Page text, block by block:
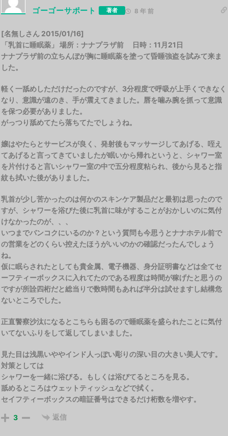
ゴーゴーサポート 著者 8 年 前
[名無しさん 2015/01/16]
「乳首に睡眠薬」 場所：ナナプラザ前 日時：11月21日
ナナプラザ前の立ちんぼが胸に睡眠薬を塗って昏睡強盗を試みて来ま
した。
軽く一舐めしただけだったのですが、3分程度で呼吸が上手くできなく
なり、意識が遠のき、手が震えてきました。唇を噛み腕を抓って意識
を保つ必要がありました。
がっつり舐めてたら落ちてたでしょうね。
嬢はやたらとサービスが良く、発射後もマッサージしてあげる、咥え
てあげると言ってきていましたが眠いから帰れというと、シャワー室
を片付けると言いシャワー室の中で五分程度粘られ、後から見ると指
紋も拭いた後がありました。
乳首が少し苦かったのは何かのスキンケア製品だと最初は思ったので
すが、シャワーを浴びた後に乳首に味がすることがおかしいのに気付
けなかったのが、、、
いつまでバンコクにいるのか？という質問も今思うとナナホテル前で
の営業をどのくらい控えたほうがいいのかの確認だったんでしょう
ね。
仮に眠らされたとしても貴金属、電子機器、身分証明書などは全てセ
ーフティーボックスに入れてたのである程度は時間が稼げたと思うの
ですが所詮四桁だと総当りで数時間もあれば半分は試せますし結構危
ないところでした。
正直警察沙汰になるとこちらも困るので睡眠薬を盛られたことに気付
いてないふりをして返してしまいました。
見た目は浅黒いややインド人っぽい彫りの深い目の大きい美人です。
対策としては
シャワーを一緒に浴びる。もしくは浴びてるところを見る。
舐めるところはウェットティッシュなどで拭く。
セイフティーボックスの暗証番号はできるだけ桁数を増やす。
3 返信